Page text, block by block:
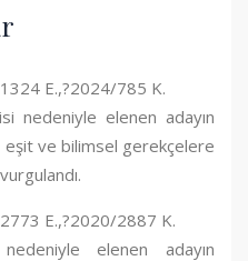
E.,?2024/785 K.
nedeniyle elenen adayın
eşit ve bilimsel gerekçelere
E.,?2020/2887 K.
elenen adayın